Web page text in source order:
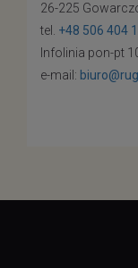
26-225
tel. +48 506 404
Infolinia pon-pt
e-mail: